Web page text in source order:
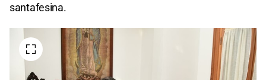
santafesina.